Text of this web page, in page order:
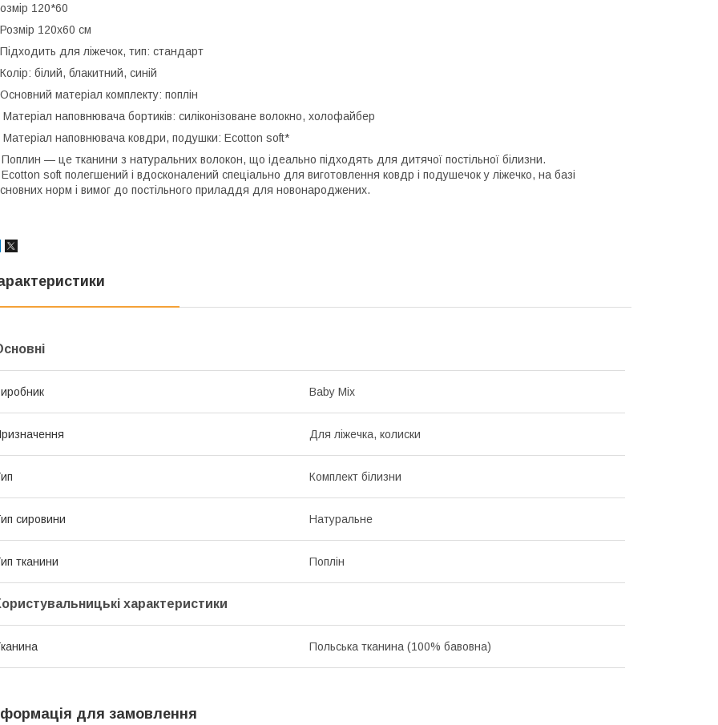
120*60
Розмір 120х60 см
Підходить для ліжечок, тип: стандарт
Колір: білий, блакитний, синій
Основний матеріал комплекту: поплін
Матеріал наповнювача бортиків: силіконізоване волокно, холофайбер
Матеріал наповнювача ковдри, подушки: Ecotton soft*
— це тканини з натуральних волокон, що ідеально підходять для дитячої постільної білизни.
soft полегшений і вдосконалений спеціально для виготовлення ковдр і подушечок у ліжечко, на базі
норм і вимог до постільного приладдя для новонароджених.
Baby Mix
Для ліжечка, колиски
Комплект білизни
сировини Натуральне
тканини Поплін
характеристики
Польська тканина (100% бавовна)
для замовлення